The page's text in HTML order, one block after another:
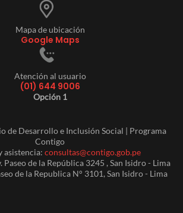
Mapa de ubicación
Google Maps
Atención al usuario
(01) 644 9006
Opción 1
de Desarrollo e Inclusión Social | Programa
Contigo
asistencia: consultas@contigo.gob.pe
Paseo de la República 3245 , San Isidro - Lima
de la Republica N° 3101, San Isidro - Lima